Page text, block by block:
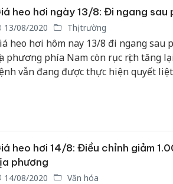
heo hơi ngày 13/8: Đi ngang sau
13/08/2020 Thị trường
heo hơi hôm nay 13/8 đi ngang sau
phương phía Nam còn rục rịch tăng
vẫn đang được thực hiện quyết
heo hơi 14/8: Điều chỉnh giảm
phương
14/08/2020 Văn hóa